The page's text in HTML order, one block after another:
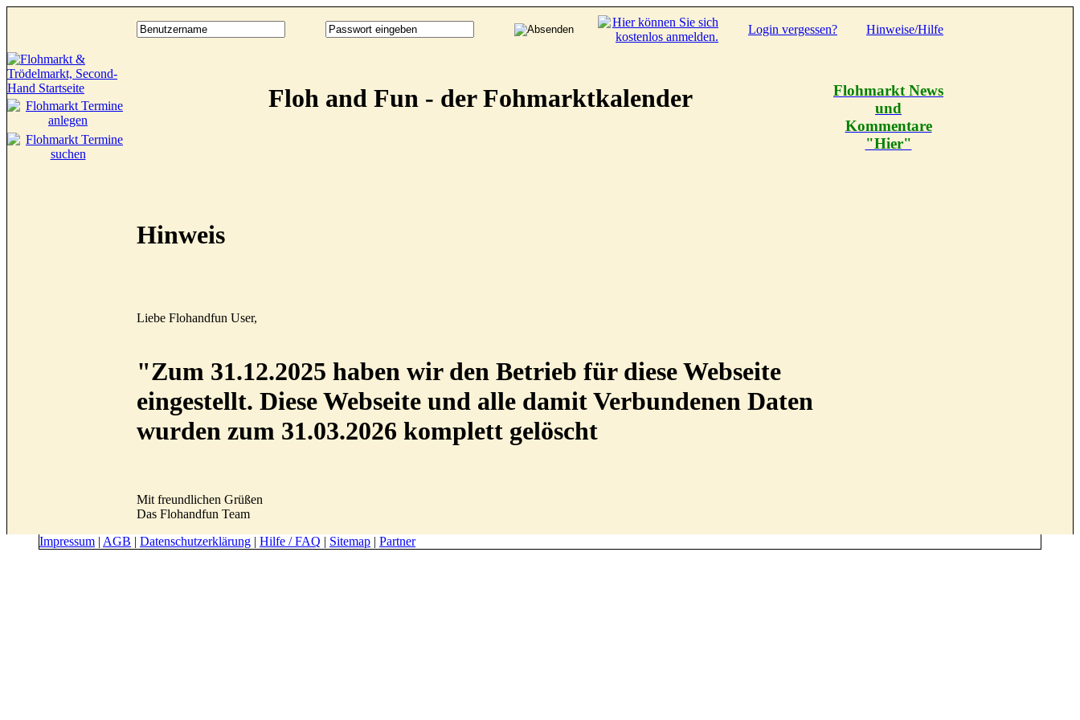
Login vergessen? Hinweise/Hilfe
Floh and Fun - der Fohmarktkalender
Hinweis
Liebe Flohandfun User,
"Zum 31.12.2025 haben wir den Betrieb für diese Webseite
eingestellt. Diese Webseite und alle damit Verbundenen Daten
wurden zum 31.03.2026 komplett gelöscht
Mit freundlichen Grüßen
Das Flohandfun Team
Flohmarkt News
und
Kommentare
"Hier"
Impressum | AGB | Datenschutzerklärung | Hilfe / FAQ | Sitemap | Partner